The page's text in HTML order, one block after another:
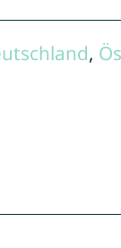
,